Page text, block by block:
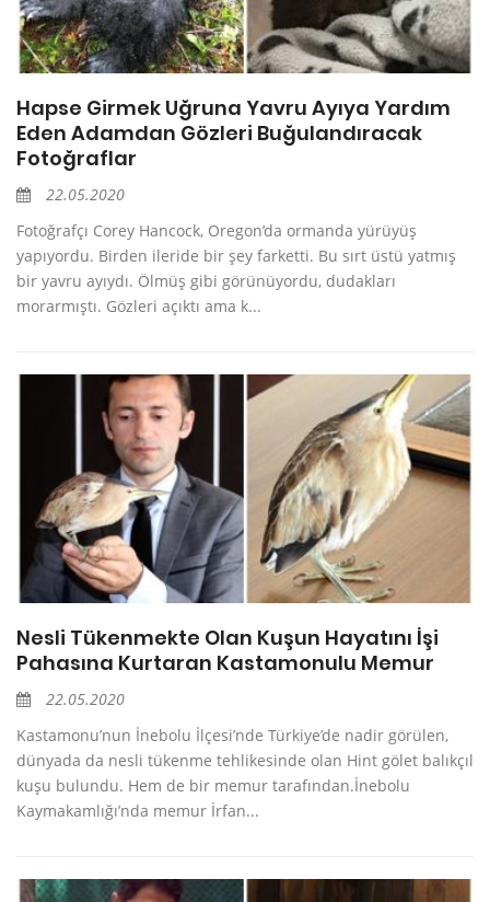
Hapse Girmek Uğruna Yavru Ayıya Yardım
Eden Adamdan Gözleri Buğulandıracak
Fotoğraflar
22.05.2020
Fotoğrafçı Corey Hancock, Oregon’da ormanda yürüyüş
yapıyordu. Birden ileride bir şey farketti. Bu sırt üstü yatmış
bir yavru ayıydı. Ölmüş gibi görünüyordu, dudakları
morarmıştı. Gözleri açıktı ama k...
Nesli Tükenmekte Olan Kuşun Hayatını İşi
Pahasına Kurtaran Kastamonulu Memur
22.05.2020
Kastamonu’nun İnebolu İlçesi’nde Türkiye’de nadir görülen,
dünyada da nesli tükenme tehlikesinde olan Hint gölet balıkçıl
kuşu bulundu. Hem de bir memur tarafından.İnebolu
Kaymakamlığı’nda memur İrfan...